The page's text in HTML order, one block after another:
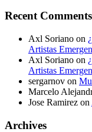
Recent Comments
Axl Soriano on
Artistas
Axl Soriano on
Artistas
sergarnov on
Marcelo
Jose Ramirez on
Archives